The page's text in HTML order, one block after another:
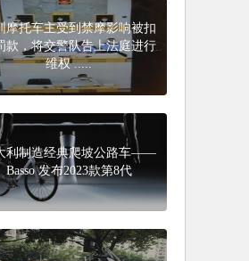
摩托车主受到禁摩影响被扣
款，将交警队告上法庭进行
维权 .....
利制造经典爬坡公路车——
Basso 发布2023款第8代